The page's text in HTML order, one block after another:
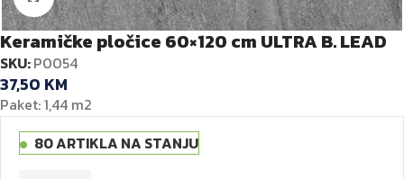
Keramičke pločice 60×120 cm ULTRA B. LEAD
SKU:P0054
37,50 KM
Paket: 1,44 m2
80 ARTIKLA NA STANJU